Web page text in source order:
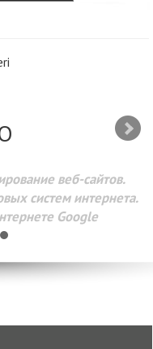
веб-сайтов.
систем интернета.
Google